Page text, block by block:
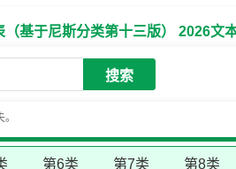
基于尼斯分类第十三版） 2026文
搜索
第6类 第7类 第8类